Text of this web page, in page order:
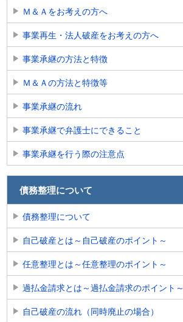
Ｍ＆Ａをお考えの方へ
事業再生・法人破産をお考えの方へ
事業承継の方法と特徴
Ｍ＆Ａの方法と特徴等
事業承継の流れ
事業承継で弁護士にできること
事業承継を行う際の注意点
債務整理について
債務整理について
自己破産とは～自己破産のポイント～
任意整理とは～任意整理のポイント～
過払金請求とは～過払金請求のポイント～
自己破産の流れ（同時廃止の場合）